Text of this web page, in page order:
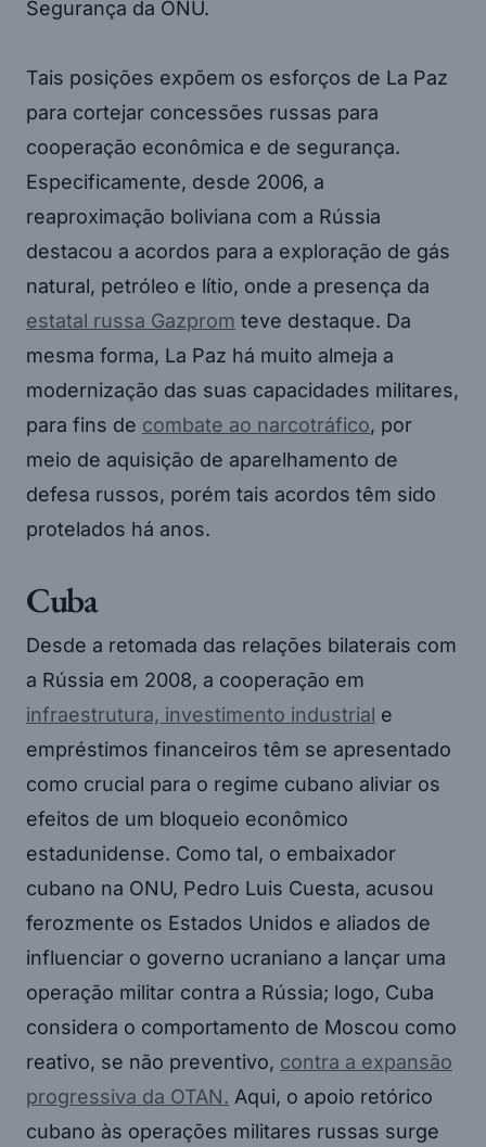
Segurança da ONU.
Tais posições expõem os esforços de La Paz
para cortejar concessões russas para
cooperação econômica e de segurança.
Especificamente, desde 2006, a
reaproximação boliviana com a Rússia
destacou a acordos para a exploração de gás
natural, petróleo e lítio, onde a presença da
estatal russa Gazprom teve destaque. Da
mesma forma, La Paz há muito almeja a
modernização das suas capacidades militares,
para fins de combate ao narcotráfico, por
meio de aquisição de aparelhamento de
defesa russos, porém tais acordos têm sido
protelados há anos.
Cuba
Desde a retomada das relações bilaterais com
a Rússia em 2008, a cooperação em
infraestrutura, investimento industrial e
empréstimos financeiros têm se apresentado
como crucial para o regime cubano aliviar os
efeitos de um bloqueio econômico
estadunidense. Como tal, o embaixador
cubano na ONU, Pedro Luis Cuesta, acusou
ferozmente os Estados Unidos e aliados de
influenciar o governo ucraniano a lançar uma
operação militar contra a Rússia; logo, Cuba
considera o comportamento de Moscou como
reativo, se não preventivo, contra a expansão
progressiva da OTAN. Aqui, o apoio retórico
cubano às operações militares russas surge